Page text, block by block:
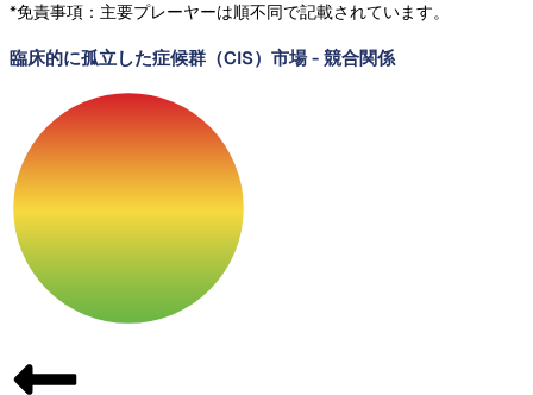
*免責事項：主要プレーヤーは順不同で記載されています。
臨床的に孤立した症候群（CIS）市場- 競合関係